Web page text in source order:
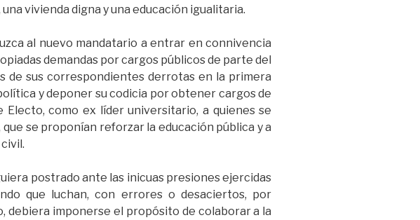
vivienda digna y una educación igualitaria.
al nuevo mandatario a entrar en connivencia
demandas por cargos públicos de parte del
de sus correspondientes derrotas en la primera
y deponer su codicia por obtener cargos de
como ex líder universitario, a quienes se
se proponían reforzar la educación pública y a
postrado ante las inicuas presiones ejercidas
que luchan, con errores o desaciertos, por
debiera imponerse el propósito de colaborar a la